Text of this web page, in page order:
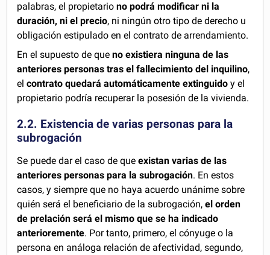
palabras, el propietariono podrá modificar ni la
duración, ni el precio, ni ningún otro tipo de derecho u
obligación estipulado en el contrato de arrendamiento.
En el supuesto de queno existiera ninguna de las
anteriores personas tras el fallecimiento del inquilino,
elcontrato quedará automáticamente extinguido y el
propietario podría recuperar la posesión de la vivienda.
2.2. Existencia de varias personas para la
subrogación
Se puede dar el caso de queexistan varias de las
anteriores personas para la subrogación. En estos
casos, y siempre que no haya acuerdo unánime sobre
quién será el beneficiario de la subrogación,el orden
de prelación será el mismo que se ha indicado
anterioremente. Por tanto, primero, el cónyuge o la
persona en análoga relación de afectividad, segundo,